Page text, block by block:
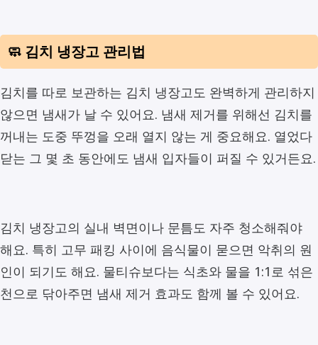
🧼 김치 냉장고 관리법
김치를 따로 보관하는 김치 냉장고도 완벽하게 관리하지
않으면 냄새가 날 수 있어요. 냄새 제거를 위해선 김치를
꺼내는 도중 뚜껑을 오래 열지 않는 게 중요해요. 열었다
닫는 그 몇 초 동안에도 냄새 입자들이 퍼질 수 있거든요.
김치 냉장고의 실내 벽면이나 문틈도 자주 청소해줘야
해요. 특히 고무 패킹 사이에 음식물이 묻으면 악취의 원
인이 되기도 해요. 물티슈보다는 식초와 물을 1:1로 섞은
천으로 닦아주면 냄새 제거 효과도 함께 볼 수 있어요.